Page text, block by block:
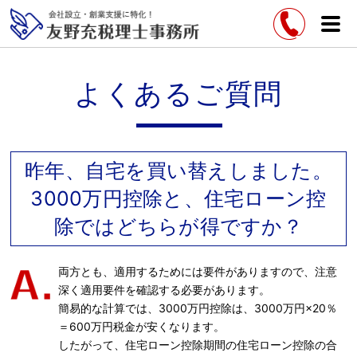
よくあるご質問
昨年、自宅を買い替えしました。
3000万円控除と、住宅ローン控
除ではどちらが得ですか？
両方とも、適用するためには要件がありますので、注意
深く適用要件を確認する必要があります。
簡易的な計算では、3000万円控除は、3000万円×20％
＝600万円税金が安くなります。
したがって、住宅ローン控除期間の住宅ローン控除の合